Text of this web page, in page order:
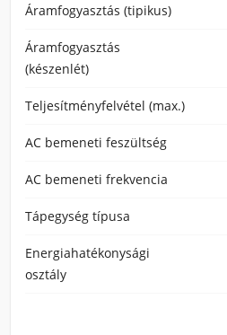
Áramfogyasztás (tipikus)
Áramfogyasztás
(készenlét)
Teljesítményfelvétel (max.)
AC bemeneti feszültség
AC bemeneti frekvencia
Tápegység típusa
Energiahatékonysági
osztály